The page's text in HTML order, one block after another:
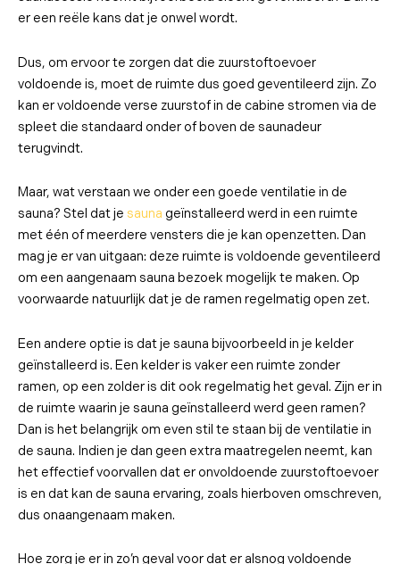
er een reële kans dat je onwel wordt.
Dus, om ervoor te zorgen dat die zuurstoftoevoer
voldoende is, moet de ruimte dus goed geventileerd zijn. Zo
kan er voldoende verse zuurstof in de cabine stromen via de
spleet die standaard onder of boven de saunadeur
terugvindt.
Maar, wat verstaan we onder een goede ventilatie in de
sauna? Stel dat je sauna geïnstalleerd werd in een ruimte
met één of meerdere vensters die je kan openzetten. Dan
mag je er van uitgaan: deze ruimte is voldoende geventileerd
om een aangenaam sauna bezoek mogelijk te maken. Op
voorwaarde natuurlijk dat je de ramen regelmatig open zet.
Een andere optie is dat je sauna bijvoorbeeld in je kelder
geïnstalleerd is. Een kelder is vaker een ruimte zonder
ramen, op een zolder is dit ook regelmatig het geval. Zijn er in
de ruimte waarin je sauna geïnstalleerd werd geen ramen?
Dan is het belangrijk om even stil te staan bij de ventilatie in
de sauna. Indien je dan geen extra maatregelen neemt, kan
het effectief voorvallen dat er onvoldoende zuurstoftoevoer
is en dat kan de sauna ervaring, zoals hierboven omschreven,
dus onaangenaam maken.
Hoe zorg je er in zo’n geval voor dat er alsnog voldoende